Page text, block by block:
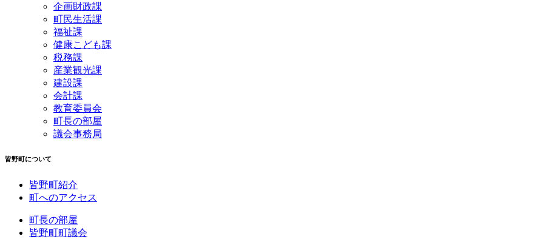
企画財政課
町民生活課
福祉課
健康こども課
税務課
産業観光課
建設課
会計課
教育委員会
町長の部屋
議会事務局
皆野町について
皆野町紹介
町へのアクセス
町長の部屋
皆野町町議会